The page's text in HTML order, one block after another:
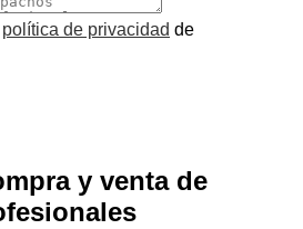
política de privacidad de
y venta de